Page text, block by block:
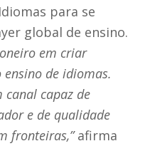
para se
global de ensino.
em criar
de idiomas.
canal capaz de
e de qualidade
fronteiras,”afirma